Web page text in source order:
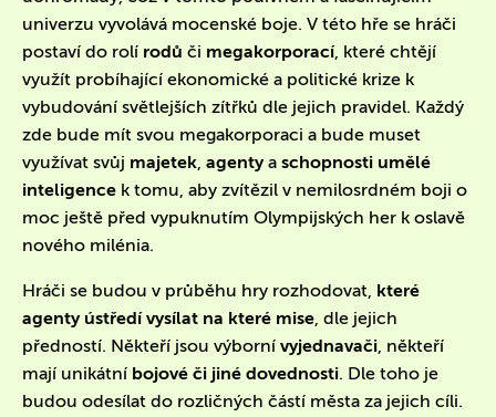
univerzu vyvolává mocenské boje. V této hře se hráči
postaví do rolí rodů či megakorporací, které chtějí
využít probíhající ekonomické a politické krize k
vybudování světlejších zítřků dle jejich pravidel. Každý
zde bude mít svou megakorporaci a bude muset
využívat svůj majetek, agentya schopnosti umělé
inteligence k tomu, aby zvítězil v nemilosrdném boji o
moc ještě před vypuknutím Olympijských her k oslavě
nového milénia.
Hráči se budou v průběhu hry rozhodovat, které
agenty ústředí vysílat na které mise, dle jejich
předností. Někteří jsou výborní vyjednavači, někteří
mají unikátní bojové či jiné dovednosti. Dle toho je
budou odesílat do rozličných částí města za jejich cíli.